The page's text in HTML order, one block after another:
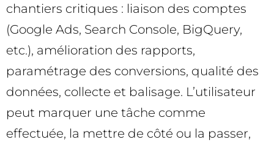
chantiers critiques : liaison des comptes
(Google Ads, Search Console, BigQuery,
etc.), amélioration des rapports,
paramétrage des conversions, qualité des
données, collecte et balisage. L’utilisateur
peut marquer une tâche comme
effectuée, la mettre de côté ou la passer,